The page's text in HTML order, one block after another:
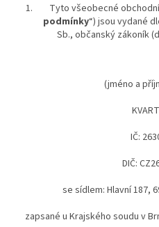
Tyto všeobecné
podmínky“) jsou vydané
Sb., občanský zákoník
(jméno a
IČ:
DIČ:
se sídlem: Hlavní 187,
zapsané u Krajského soudu